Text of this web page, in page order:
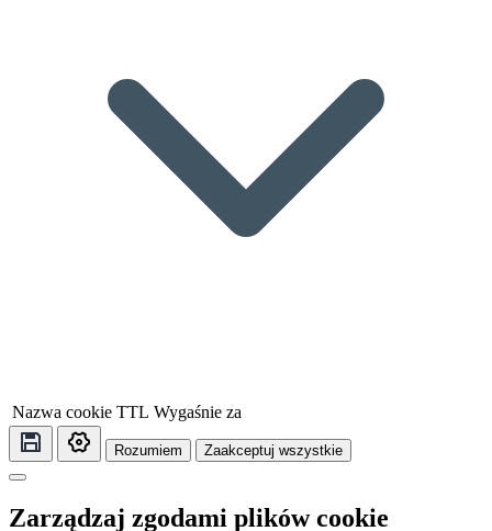
Nazwa cookie TTL Wygaśnie za
Rozumiem Zaakceptuj wszystkie
Zarządzaj zgodami plików cookie